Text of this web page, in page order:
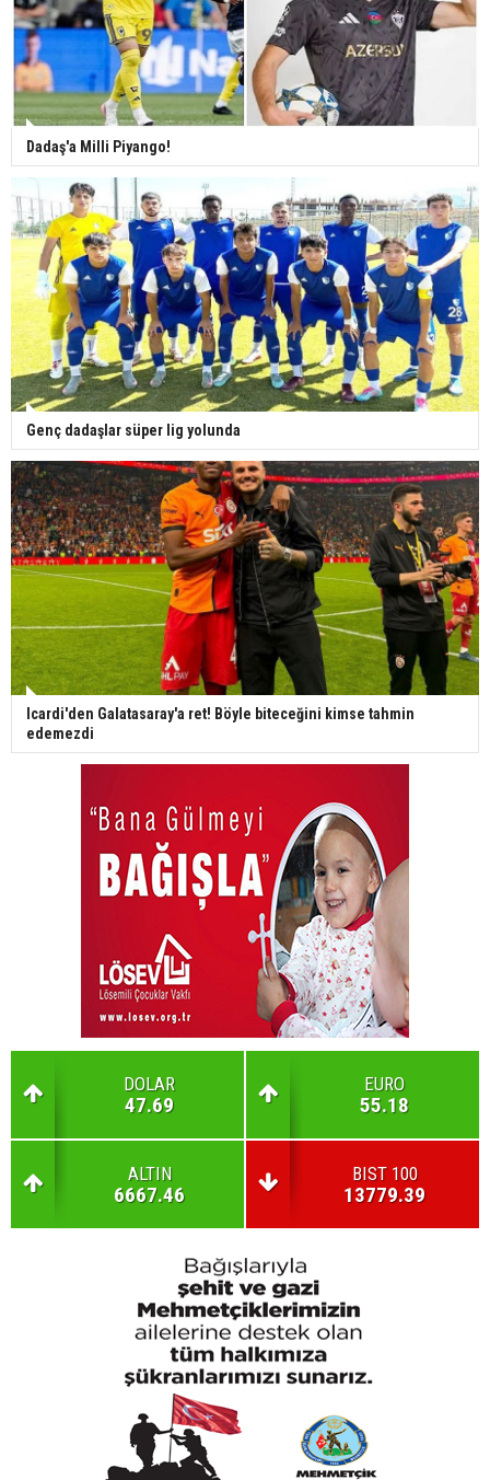
Dadaş'a Milli Piyango!
Genç dadaşlar süper lig yolunda
Icardi'den Galatasaray'a ret! Böyle biteceğini kimse tahmin
edemezdi
DOLAR
47.69
EURO
55.18
ALTIN
6667.46
BIST 100
13779.39